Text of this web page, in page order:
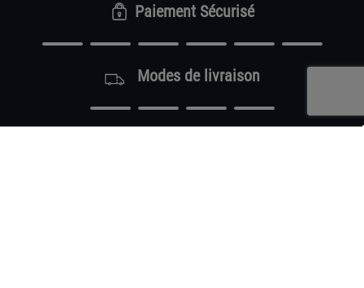
Paiement Sécurisé
Modes de livraison